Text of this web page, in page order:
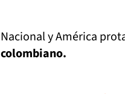
Nacional y América
colombiano.